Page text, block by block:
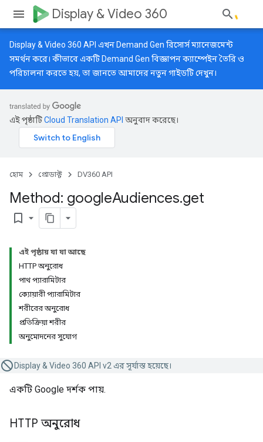
Display & Video 360
Display & Video 360 API এখন Demand Gen রিসোর্স ম্যানেজমেন্ট
সমর্থন করে। কীভাবে একটি Demand Gen বিজ্ঞাপন ক্যাম্পেইন তৈরি ও
পরিচালনা করতে হয়, তা জানতে আমাদেরনতুন গাইডটিদেখুন।
এই পৃষ্ঠাটিCloud Translation API অনুবাদ করেছে।
হোম প্রোডাক্ট DV360 API
Method: googleAudiences.get
bookmark_border
এই পৃষ্ঠায় যা যা আছে
HTTP অনুরোধ
পাথ প্যারামিটার
ক্যোয়ারী প্যারামিটার
শরীরের অনুরোধ
প্রতিক্রিয়া শরীর
অনুমোদনের সুযোগ
Display & Video 360 API v2 এর সূর্যাস্ত হয়েছে।
একটি Google দর্শক পায়.
HTTP অনুরোধ